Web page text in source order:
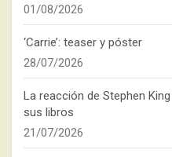
01/08/2026
‘Carrie’: teaser y póster
28/07/2026
La reacción de Stephen
sus libros
21/07/2026